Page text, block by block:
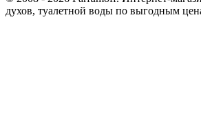
духов, туалетной воды по выгодным